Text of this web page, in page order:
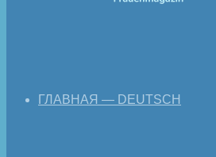
ГЛАВНАЯ — DEUTSCH